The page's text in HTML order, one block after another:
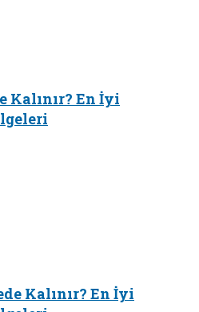
Kalınır? En İyi
Kalınır? En İyi